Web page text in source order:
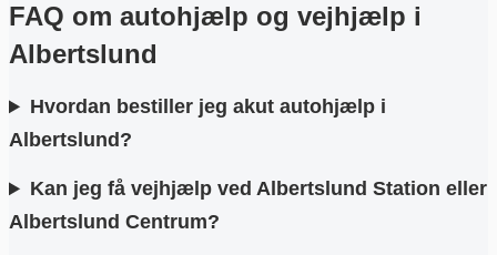
FAQ om autohjælp og vejhjælp i
Albertslund
Hvordan bestiller jeg akut autohjælp i
Albertslund?
Kan jeg få vejhjælp ved Albertslund Station eller
Albertslund Centrum?